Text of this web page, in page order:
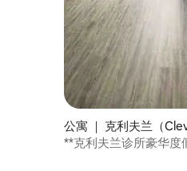
公寓 ｜ 克利夫兰（
**克利夫兰诊所豪华度